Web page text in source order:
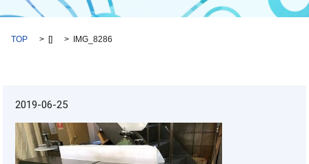
TOP [] IMG_8286
2019-06-25